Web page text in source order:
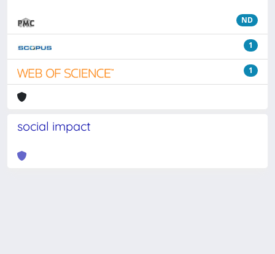
ND
1
1
social impact